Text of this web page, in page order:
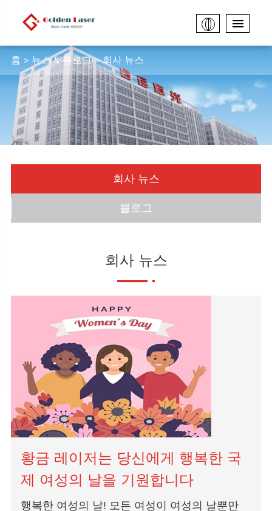
홈 뉴스 & 블로그 회사 뉴스
회사 뉴스
블로그
회사 뉴스
황금 레이저는 당신에게 행복한 국
제 여성의 날을 기원합니다
행복한 여성의 날! 모든 여성이 여성의 날뿐만